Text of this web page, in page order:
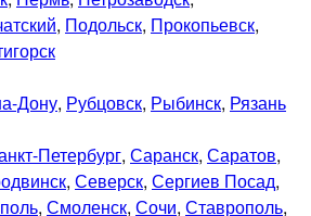
, Подольск, Прокопьевск,
Дону, Рубцовск, Рыбинск, Рязань
Петербург, Саранск, Саратов,
, Северск, Сергиев Посад,
, Смоленск, Сочи, Ставрополь,